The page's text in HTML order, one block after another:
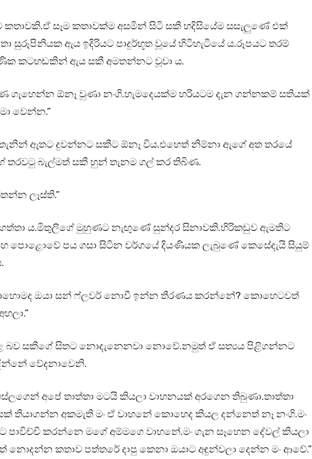
සෑම කතාවක්ම අසමින් සිටි සකී හදිසියේම සසැලුණේ එක්
සුරූපිනියක ඇය ඉදිරියට පාදුර්භූත වූයේ හිටිහැටියේ ය.රූපයට තරම්
කටහඬකින් ඇය සකී අමතන්නට වූවා ය.
ගැහෙන්න ඕනෑ වුණා නංගි.හැමදෙයක්ම හරියටම දැන ගන්නකම් සතියක්
වෙන්න.”
ඈතට දුවන්නට සකීට ඕනෑ විය.එහෙත් නිම්නා ඇගේ අත තරයේ
තරවටු බැල්මත් සකී හුන් තැනම ගල් කර තිබිණ.
ලෑස්ති.”
ය.මිතුලිගේ මුහුණට නැඟුණේ සුන්දර සිනාවකි.හිරිකඩුව ඇමතිට
පොළොවේ පය ගසා සිටින වර්ගයේ දියණියක ලැබුණේ කෙසේදැයි සියුම්
ඔයා සන් ෆ්ලවර් නොවී ඉන්න තීරණය කරන්නේ? කොහෙටවත්
බව සකීගේ සිතට නොදැනෙනවා නොවේ.නමුත් ඒ සත්‍යය පිළිගන්නට
වේදනාවෙනි.
අපේ තාත්තා මටයි කියලා වාහනයක් අරගෙන තිබුණා.තාත්තා
තියාගන්න අකමැති මං ඒ වාහනේ කොහෙද කියල දන්නෙත් නෑ නංගි.මං
පාවිච්චි කරන්නෙ මගේ අම්මගෙ වාහනේ.මං ගැන සෑහෙන දේවල් කියලා
නොදන්න කතාව පත්තරේ දාපු කෙනා ඔයාට අඳුන්වලා දෙන්න මං ආවේ.”